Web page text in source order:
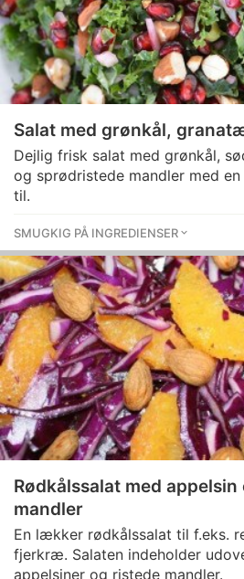
Salat med grønkål,
Dejlig frisk salat med grønkål,
og sprødristede mandler med
til.
SMUGKIG PÅ INGREDIENSER
Rødkålssalat med
mandler
En lækker rødkålssalat til f.eks.
fjerkræ. Salaten indeholder
appelsiner og ristede mandler.